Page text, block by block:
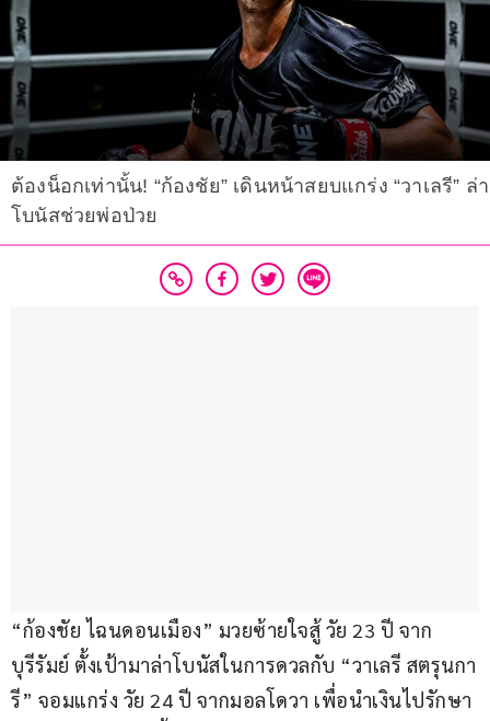
ต้องน็อกเท่านั้น! “ก้องชัย” เดินหน้าสยบแกร่ง “วาเลรี” ล่า
โบนัสช่วยพ่อป่วย
“ก้องชัย ไฉนดอนเมือง” มวยซ้ายใจสู้ วัย 23 ปี จาก
บุรีรัมย์ ตั้งเป้ามาล่าโบนัสในการดวลกับ “วาเลรี สตรุนกา
รี” จอมแกร่ง วัย 24 ปี จากมอลโดวา เพื่อนำเงินไปรักษา